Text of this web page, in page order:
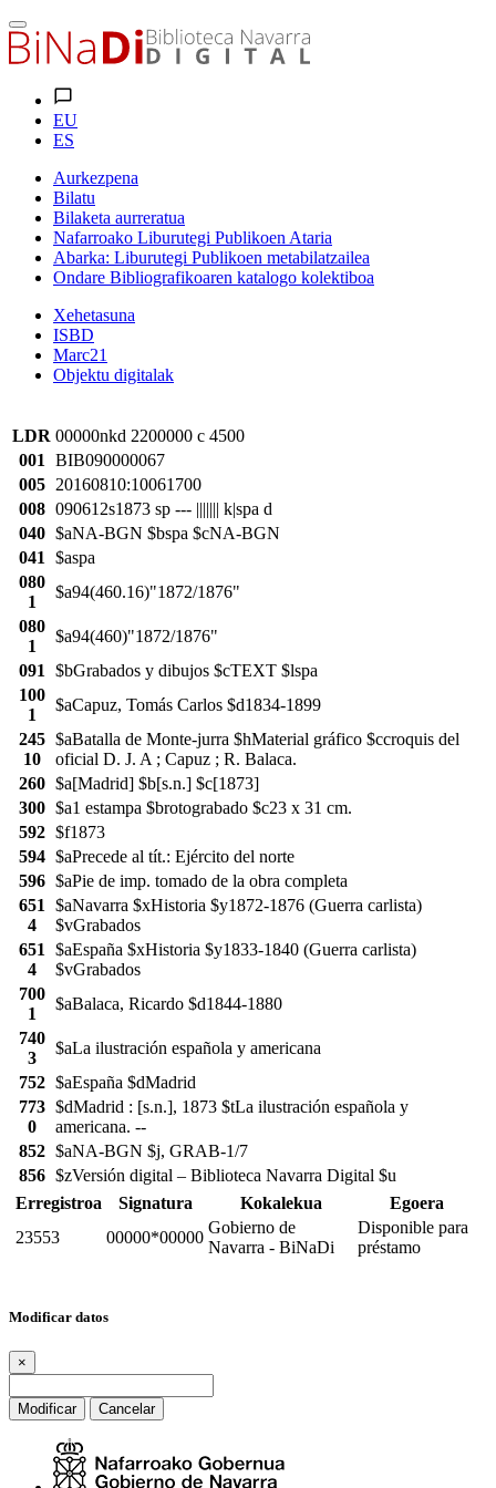
EU
ES
Aurkezpena
Bilatu
Bilaketa aurreratua
Nafarroako Liburutegi Publikoen Ataria
Abarka: Liburutegi Publikoen metabilatzailea
Ondare Bibliografikoaren katalogo kolektiboa
Xehetasuna
ISBD
Marc21
Objektu digitalak
LDR 00000nkd 2200000 c 4500
001
BIB090000067
005
20160810:10061700
008 090612s1873 sp --- ||||||| k|spa d
040 $aNA-BGN $bspa $cNA-BGN
041
$aspa
080
1
$a94(460.16)"1872/1876"
080
1
$a94(460)"1872/1876"
091
$bGrabados y dibujos $cTEXT $lspa
100
1
$aCapuz, Tomás Carlos $d1834-1899
245
10
$aBatalla de Monte-jurra $hMaterial gráfico $ccroquis del
oficial D. J. A ; Capuz ; R. Balaca.
260 $a[Madrid] $b[s.n.] $c[1873]
300 $a1 estampa $brotograbado $c23 x 31 cm.
592 $f1873
594 $aPrecede al tít.: Ejército del norte
596 $aPie de imp. tomado de la obra completa
651
4
$aNavarra $xHistoria $y1872-1876 (Guerra carlista)
$vGrabados
651
4
$aEspaña $xHistoria $y1833-1840 (Guerra carlista)
$vGrabados
700
1
$aBalaca, Ricardo $d1844-1880
740
3
$aLa ilustración española y americana
752 $aEspaña $dMadrid
773
0
$dMadrid : [s.n.], 1873 $tLa ilustración española y
americana. --
852 $aNA-BGN $j, GRAB-1/7
856 $zVersión digital – Biblioteca Navarra Digital $u
Erregistroa
Signatura Kokalekua
Egoera
23553
00000*00000
Gobierno de
Navarra - BiNaDi
Disponible para
préstamo
Modificar datos
×
Modificar Cancelar